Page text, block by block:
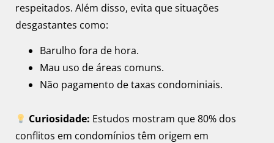
respeitados. Além disso, evita que situações
desgastantes como:
Barulho fora de hora.
Mau uso de áreas comuns.
Não pagamento de taxas condominiais.
Curiosidade: Estudos mostram que 80% dos
conflitos em condomínios têm origem em